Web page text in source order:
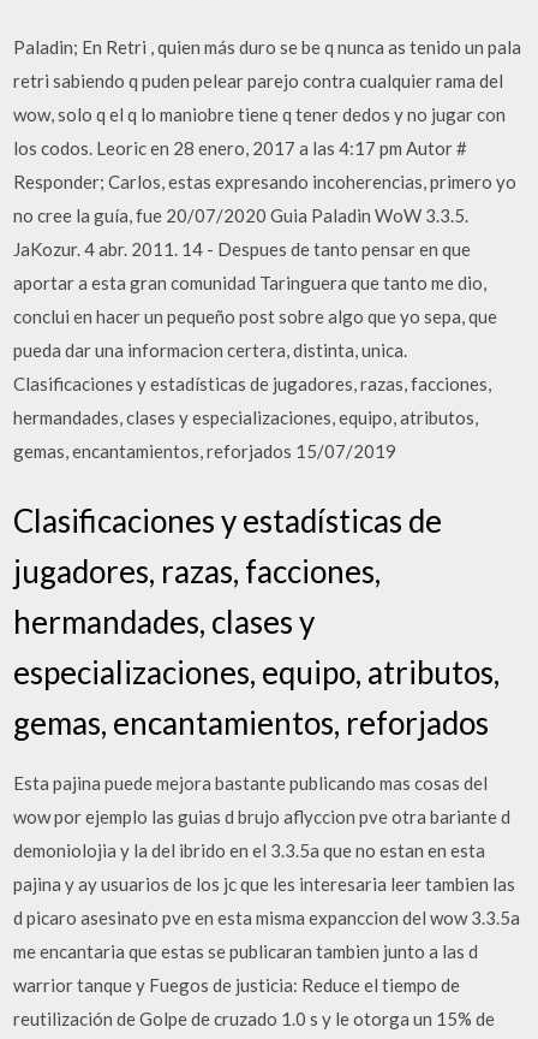
Paladin; En Retri , quien más duro se be q nunca as tenido un pala
retri sabiendo q puden pelear parejo contra cualquier rama del
wow, solo q el q lo maniobre tiene q tener dedos y no jugar con
los codos. Leoric en 28 enero, 2017 a las 4:17 pm Autor #
Responder; Carlos, estas expresando incoherencias, primero yo
no cree la guía, fue 20/07/2020 Guia Paladin WoW 3.3.5.
JaKozur. 4 abr. 2011. 14 - Despues de tanto pensar en que
aportar a esta gran comunidad Taringuera que tanto me dio,
conclui en hacer un pequeño post sobre algo que yo sepa, que
pueda dar una informacion certera, distinta, unica.
Clasificaciones y estadísticas de jugadores, razas, facciones,
hermandades, clases y especializaciones, equipo, atributos,
gemas, encantamientos, reforjados 15/07/2019
Clasificaciones y estadísticas de
jugadores, razas, facciones,
hermandades, clases y
especializaciones, equipo, atributos,
gemas, encantamientos, reforjados
Esta pajina puede mejora bastante publicando mas cosas del
wow por ejemplo las guias d brujo aflyccion pve otra bariante d
demoniolojia y la del ibrido en el 3.3.5a que no estan en esta
pajina y ay usuarios de los jc que les interesaria leer tambien las
d picaro asesinato pve en esta misma expanccion del wow 3.3.5a
me encantaria que estas se publicaran tambien junto a las d
warrior tanque y Fuegos de justicia: Reduce el tiempo de
reutilización de Golpe de cruzado 1.0 s y le otorga un 15% de